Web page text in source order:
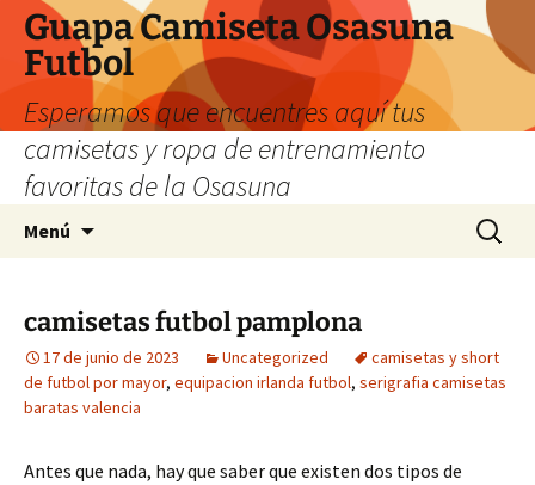
Guapa Camiseta Osasuna
Futbol
Esperamos que encuentres aquí tus
camisetas y ropa de entrenamiento
favoritas de la Osasuna
Menú Buscar:
camisetas futbol pamplona
17 de junio de 2023 Uncategorized
camisetas y short
de futbol por mayor, equipacion irlanda futbol, serigrafia camisetas
baratas valencia
Antes que nada, hay que saber que existen dos tipos de